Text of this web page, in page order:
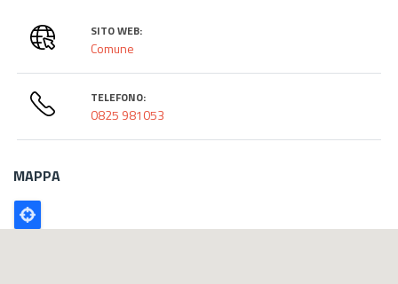
SITO WEB:
Comune
TELEFONO:
0825 981053
MAPPA
Poligono
GEO